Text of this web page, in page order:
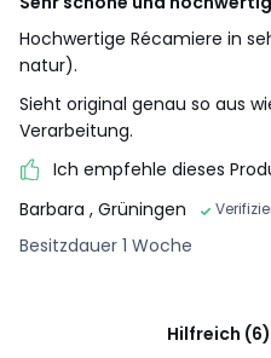
Hochwertige Récamiere in
natur).
Sieht original genau so aus
Verarbeitung.
Ich empfehle dieses
Barbara , Grüningen
Besitzdauer 1 Woche
Hilfreich (6)